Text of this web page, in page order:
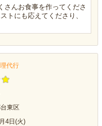
さんお食事を作ってくださ
トにも応えてくださり、
代行
東区
4日(火)